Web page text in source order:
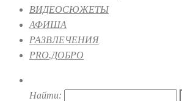
ВИДЕОСЮЖЕТЫ
АФИША
РАЗВЛЕЧЕНИЯ
PRO.ДОБРО
Найти: